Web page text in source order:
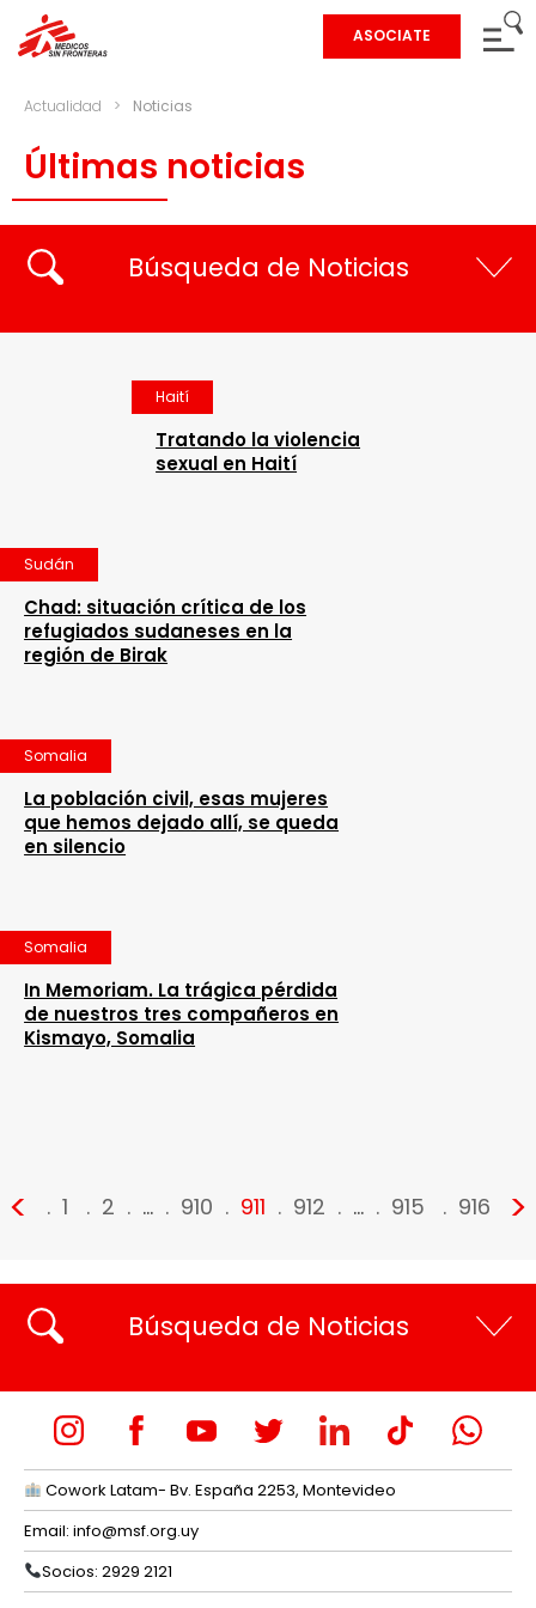
ASOCIATE
Actualidad > Noticias
Últimas noticias
Búsqueda de Noticias
Haití
Tratando la violencia
sexual en Haití
Sudán
Chad: situación crítica de los
refugiados sudaneses en la
región de Birak
Somalia
La población civil, esas mujeres
que hemos dejado allí, se queda
en silencio
Somalia
In Memoriam. La trágica pérdida
de nuestros tres compañeros en
Kismayo, Somalia
< 1 2 … 910 911 912 … 915 916 >
Búsqueda de Noticias
Cowork Latam- Bv. España 2253, Montevideo
Email: info@msf.org.uy
Socios: 2929 2121